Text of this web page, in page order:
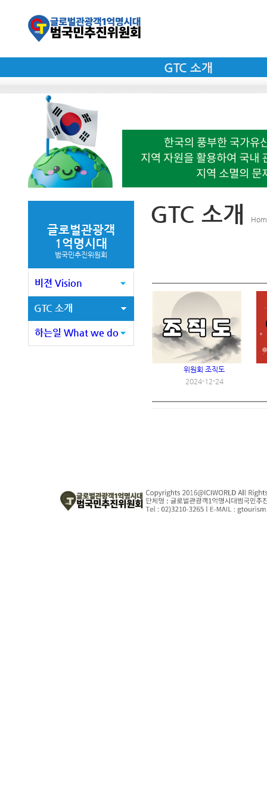
GTC 소개
글로벌관광객
1억명시대
범국민추진위원회
비젼 Vision
GTC 소개
하는일 What we do
GTC 소개
위원회 조직도
2024-12-24